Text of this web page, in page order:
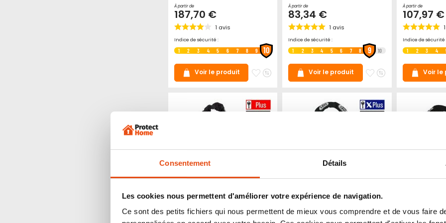
Consentement Détails
Les cookies nous permettent d'améliorer votre expérience de navigation.
Ce sont des petits fichiers qui nous permettent de mieux vous comprendre et de vous faire
À partir de
187,70 €
1 avis
Indice de sécurité :
1 2 3 4 5 6 7 8 9 10
Voir le produit
Ajouter
favoris
Ajouter
À partir de
83,34 €
1 avis
Indice de sécurité :
1 2 3 4 5 6 7 8 9 10
Voir le produit
Ajouter
favoris
Ajouter
À partir de
107,97 €
1
Indice de sécurité
1 2 3 4
Voir le
Pack chaine Antivol SRA
Granit + cadenas 37RK/70
Pack antivol moto
scooter avec U haute
Pack
scooter